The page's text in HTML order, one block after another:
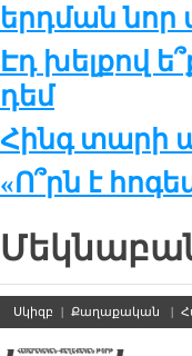
երդման նոր
Էդ խելքով
դեմ
Հինգ տարի
«Ո՞րն է
Սկիզբ | Քաղաքական |